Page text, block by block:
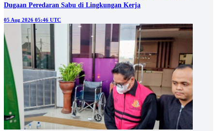
Dugaan Peredaran Sabu di Lingkungan Kerja
05 Aug 2026 05:46 UTC